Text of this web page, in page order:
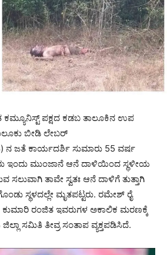
ಕಮ್ಯೂನಿಸ್ಟ್ ಪಕ್ಷದ ಕಡಬ ತಾಲೂಕಿನ ಉಪ
ಬೀಡಿ ಲೇಬರ್
ಕಾರ್ಯದರ್ಶಿ ಸುಮಾರು 55 ವರ್ಷ
ಇಂದು ಮುಂಜಾನೆ ಆನೆ ದಾಳಿಯಿಂದ ಸ್ಥಳೀಯ
ಸಲುವಾಗಿ ತಾವೇ ಸ್ವತಃ ಆನೆ ದಾಳಿಗೆ ತುತ್ತಾಗಿ
ಸ್ಥಳದಲ್ಲೇ ಮೃತಪಟ್ಟರು. ರಮೇಶ್ ರೈ
ರಂಜಿತ ಇವರುಗಳ ಅಕಾಲಿಕ ಮರಣಕ್ಕೆ
ಸಮಿತಿ ತೀವ್ರ ಸಂತಾಪ ವ್ಯಕ್ತಪಡಿಸಿದೆ.